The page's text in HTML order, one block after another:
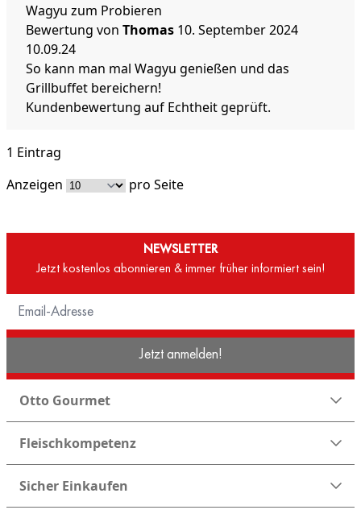
Wagyu zum Probieren
Bewertung von Thomas 10. September 2024
10.09.24
So kann man mal Wagyu genießen und das
Grillbuffet bereichern!
Kundenbewertung auf Echtheit geprüft.
1 Eintrag
Anzeigen
pro Seite
NEWSLETTER
Jetzt kostenlos abonnieren & immer früher informiert sein!
Jetzt anmelden!
Otto Gourmet
Fleischkompetenz
Sicher Einkaufen